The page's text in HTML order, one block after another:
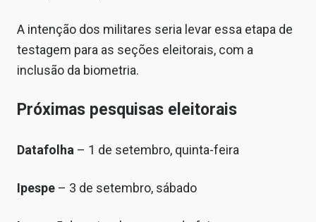
A intenção dos militares seria levar essa etapa de
testagem para as seções eleitorais, com a
inclusão da biometria.
Próximas pesquisas eleitorais
Datafolha – 1 de setembro, quinta-feira
Ipespe – 3 de setembro, sábado